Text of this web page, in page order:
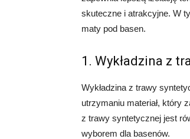
skuteczne i atrakcyjne. W
maty pod basen.
1. Wykładzina z
Wykładzina z trawy
utrzymaniu materiał, który
z trawy syntetycznej jest
wyborem dla basenów.